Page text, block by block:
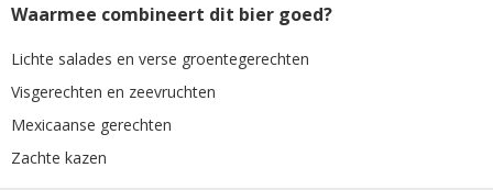
Waarmee combineert dit bier goed?
Lichte salades en verse groentegerechten
Visgerechten en zeevruchten
Mexicaanse gerechten
Zachte kazen